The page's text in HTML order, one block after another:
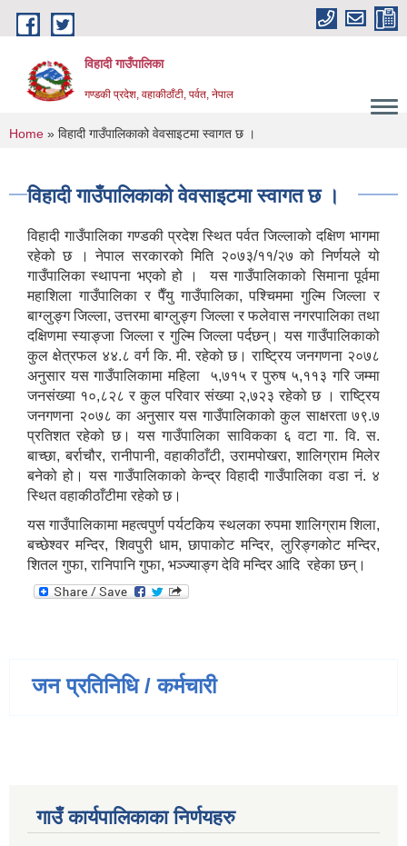
Skip to main content
विहादी गाउँपालिका
गण्डकी प्रदेश, वहाकीठाँटी, पर्वत, नेपाल
You are here
Home » विहादी गाउँपालिकाको वेवसाइटमा स्वागत छ ।
विहादी गाउँपालिकाको वेवसाइटमा स्वागत छ ।
विहादी गाउँपालिका गण्डकी प्रदेश स्थित पर्वत जिल्लाको दक्षिण भागमा
रहेको छ । नेपाल सरकारको मिति २०७३/११/२७ को निर्णयले यो
गाउँपालिका स्थापना भएको हो । यस गाउँपालिकाको सिमाना पूर्वमा
महाशिला गाउँपालिका र पैँयु गाउँपालिका, पश्चिममा गुल्मि जिल्ला र
बाग्लुङ्ग जिल्ला, उत्तरमा बाग्लुङ्ग जिल्ला र फलेवास नगरपालिका तथा
दक्षिणमा स्याङ्जा जिल्ला र गुल्मि जिल्ला पर्दछन्। यस गाउँपालिकाको
कुल क्षेत्रफल ४४.८ वर्ग कि. मी. रहेको छ। राष्ट्रिय जनगणना २०७८
अनुसार यस गाउँपालिकामा महिला ५,७१५ र पुरुष ५,११३ गरि जम्मा
जनसंख्या १०,८२८ र कुल परिवार संख्या २,७२३ रहेको छ । राष्ट्रिय
जनगणना २०७८ का अनुसार यस गाउँपालिकाको कुल साक्षरता ७९.७
प्रतिशत रहेको छ। यस गाउँपालिका साविकका ६ वटा गा. वि. स.
बाच्छा, बर्राचौर, रानीपानी, वहाकीठाँटी, उरामपोखरा, शालिग्राम मिलेर
बनेको हो। यस गाउँपालिकाको केन्द्र विहादी गाउँपालिका वडा नं. ४
स्थित वहाकीठाँटीमा रहेको छ।
यस गाउँपालिकामा महत्वपुर्ण पर्यटकिय स्थलका रुपमा शालिग्राम शिला,
बच्छेश्वर मन्दिर, शिवपुरी धाम, छापाकोट मन्दिर, लुरिङ्गकोट मन्दिर,
शितल गुफा, रानिपानि गुफा, भञ्ज्याङ्ग देवि मन्दिर आदि रहेका छन्।
जन प्रतिनिधि / कर्मचारी
गाउँ कार्यपालिकाका निर्णयहरु